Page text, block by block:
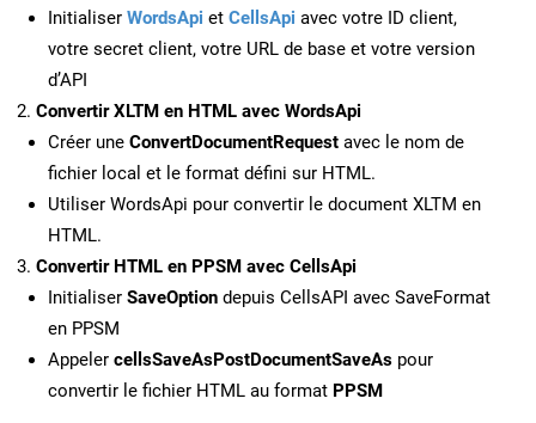
Initialiser WordsApi et CellsApi avec votre ID client,
votre secret client, votre URL de base et votre version
d’API
Convertir XLTM en HTML avec WordsApi
Créer une ConvertDocumentRequest avec le nom de
fichier local et le format défini sur HTML.
Utiliser WordsApi pour convertir le document XLTM en
HTML.
Convertir HTML en PPSM avec CellsApi
Initialiser SaveOption depuis CellsAPI avec SaveFormat
en PPSM
Appeler cellsSaveAsPostDocumentSaveAs pour
convertir le fichier HTML au format PPSM